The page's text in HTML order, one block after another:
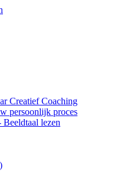
Creatief Coaching
persoonlijk proces
lezen